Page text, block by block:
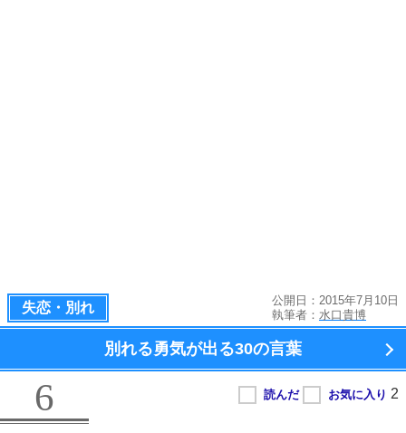
失恋・別れ
公開日：2015年7月10日
執筆者： 水口貴博
別れる勇気が出る30の言葉
6